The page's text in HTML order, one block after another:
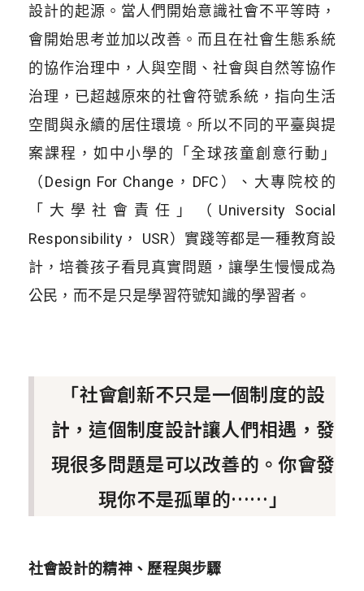
設計的起源。當人們開始意識社會不平等時，
會開始思考並加以改善。而且在社會生態系統
的協作治理中，人與空間、社會與自然等協作
治理，已超越原來的社會符號系統，指向生活
空間與永續的居住環境。所以不同的平臺與提
案課程，如中小學的「全球孩童創意行動」
（Design For Change，DFC）、大專院校的
「大學社會責任」（University Social
Responsibility， USR）實踐等都是一種教育設
計，培養孩子看見真實問題，讓學生慢慢成為
公民，而不是只是學習符號知識的學習者。
「社會創新不只是一個制度的設
計，這個制度設計讓人們相遇，發
現很多問題是可以改善的。你會發
現你不是孤單的……」
社會設計的精神、歷程與步驟